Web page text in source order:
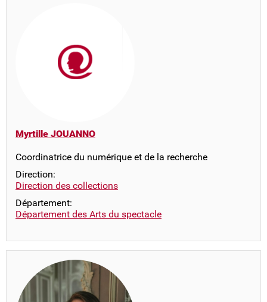
Myrtille JOUANNO
Coordinatrice du numérique et de la recherche
Direction:
Direction des collections
Département:
Département des Arts du spectacle